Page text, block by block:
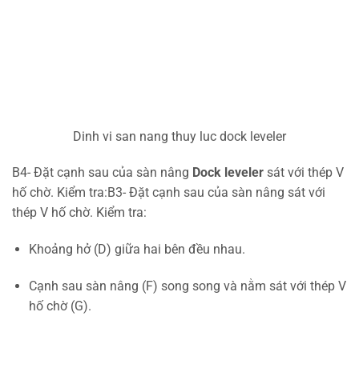
Dinh vi san nang thuy luc dock leveler
B4- Đặt cạnh sau của sàn nâng Dock leveler sát với thép V
hố chờ. Kiểm tra:B3- Đặt cạnh sau của sàn nâng sát với
thép V hố chờ. Kiểm tra:
Khoảng hở (D) giữa hai bên đều nhau.
Cạnh sau sàn nâng (F) song song và nằm sát với thép V
hố chờ (G).